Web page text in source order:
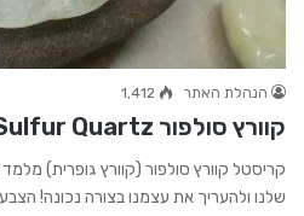
הנהלת האתר 1,412
קוורץ סולפור Sulfur Quartz
קריסטל קוורץ סולפור (קוורץ גופרית)
שלנו ולהעריך את עצמנו בצורה נכונה!